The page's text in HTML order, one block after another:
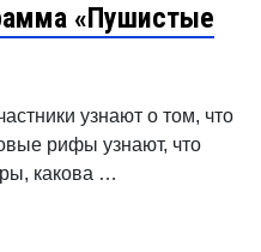
«Пушистые
узнают о том, что
рифы узнают, что
какова …